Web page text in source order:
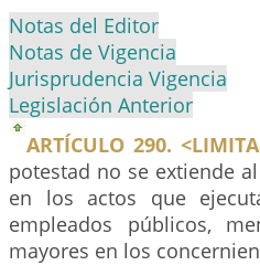
Notas del Editor
Notas de Vigencia
Jurisprudencia Vigencia
Legislación Anterior
ARTÍCULO 290.
potestad no se extiende
en los actos que
empleados públicos,
mayores en los